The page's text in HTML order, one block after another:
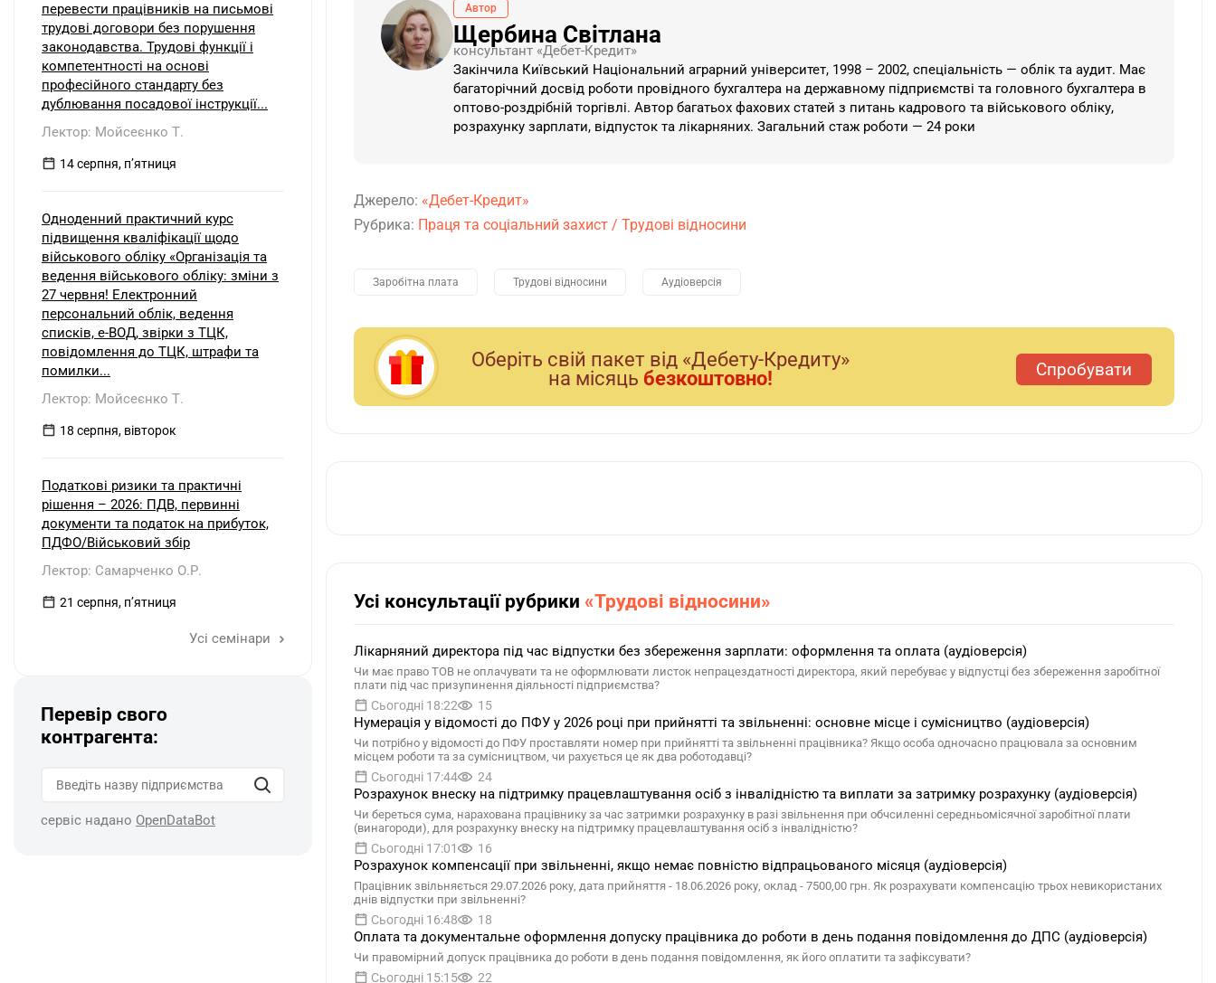
Автор
Щербина Світлана
консультант «Дебет-Кредит»
Закінчила Київський Національний аграрний університет, 1998 – 2002, спеціальність — облік та аудит. Має
багаторічний досвід роботи провідного бухгалтера на державному підприємстві та головного бухгалтера в
оптово-роздрібній торгівлі. Автор багатьох фахових статей з питань кадрового та військового обліку,
розрахунку зарплати, відпусток та лікарняних. Загальний стаж роботи — 24 роки
Джерело: «Дебет-Кредит»
Рубрика: Праця та соціальний захист / Трудові відносини
Заробітна плата Трудові відносини Аудіоверсія
Оберiть свiй пакет вiд «Дебету-Кредиту»
на мiсяць безкоштовно! Спробувати
Усі консультації рубрики «Трудові відносини»
Лікарняний директора під час відпустки без збереження зарплати: оформлення та оплата (аудіоверсія)
Чи має право ТОВ не оплачувати та не оформлювати листок непрацездатності директора, який перебуває у відпустці без збереження заробітної
плати під час призупинення діяльності підприємства?
Сьогодні 18:22 15
Нумерація у відомості до ПФУ у 2026 році при прийнятті та звільненні: основне місце і сумісництво (аудіоверсія)
Чи потрібно у відомості до ПФУ проставляти номер при прийнятті та звільненні працівника? Якщо особа одночасно працювала за основним
місцем роботи та за сумісництвом, чи рахується це як два роботодавці?
Сьогодні 17:44 24
Розрахунок внеску на підтримку працевлаштування осіб з інвалідністю та виплати за затримку розрахунку (аудіоверсія)
Чи береться сума, нарахована працівнику за час затримки розрахунку в разі звільнення при обчсиленні середньомісячної заробітної плати
(винагороди), для розрахунку внеску на підтримку працевлаштування осіб з інвалідністю?
Сьогодні 17:01 16
Розрахунок компенсації при звільненні, якщо немає повністю відпрацьованого місяця (аудіоверсія)
Працівник звільняється 29.07.2026 року, дата прийняття - 18.06.2026 року, оклад - 7500,00 грн. Як розрахувати компенсацію трьох невикористаних
днів відпустки при звільненні?
Сьогодні 16:48 18
Оплата та документальне оформлення допуску працівника до роботи в день подання повідомлення до ДПС (аудіоверсія)
Чи правомірний допуск працівника до роботи в день подання повідомлення, як його оплатити та зафіксувати?
Сьогодні 15:15 22
перевести працівників на письмові
трудові договори без порушення
законодавства. Трудові функції і
компетентності на основі
професійного стандарту без
дублювання посадової інструкції...
Лектор: Мойсеєнко Т.
14 серпня, пʼятниця
Одноденний практичний курс
підвищення кваліфікації щодо
військового обліку «Організація та
ведення військового обліку: зміни з
27 червня! Електронний
персональний облік, ведення
списків, е-ВОД, звірки з ТЦК,
повідомлення до ТЦК, штрафи та
помилки...
Лектор: Мойсеєнко Т.
18 серпня, вівторок
Податкові ризики та практичні
рішення – 2026: ПДВ, первинні
документи та податок на прибуток,
ПДФО/Військовий збір
Лектор: Самарченко О.Р.
21 серпня, пʼятниця
Усі семінари
Перевір свого
контрагента:
сервіс надано OpenDataBot